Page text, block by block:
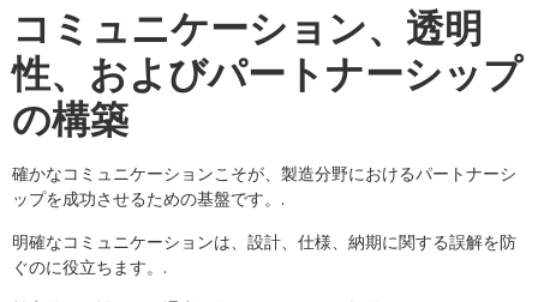
コミュニケーション、透明
性、およびパートナーシップ
の構築
確かなコミュニケーションこそが、製造分野におけるパートナーシ
ップを成功させるための基盤です。.
明確なコミュニケーションは、設計、仕様、納期に関する誤解を防
ぐのに役立ちます。.